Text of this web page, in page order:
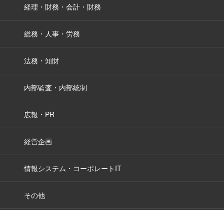
経理・財務・会計・財務
総務・人事・労務
法務・知財
内部監査・内部統制
広報・PR
経営企画
情報システム・コーポレートIT
その他